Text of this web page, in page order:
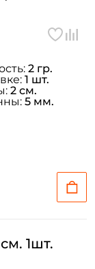
2 гр.
1 шт.
2 см.
5 мм.
1шт.